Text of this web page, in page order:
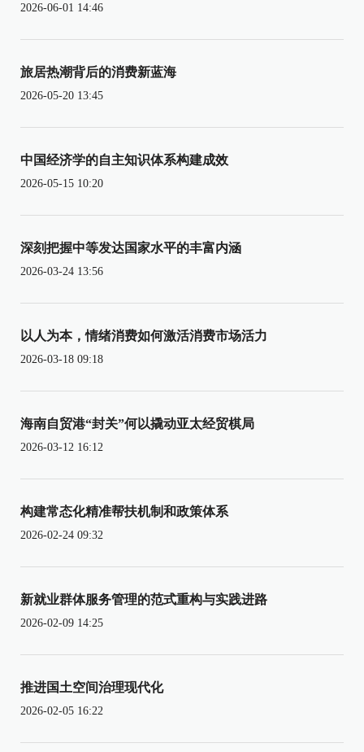
2026-06-01 14:46
旅居热潮背后的消费新蓝海
2026-05-20 13:45
中国经济学的自主知识体系构建成效
2026-05-15 10:20
深刻把握中等发达国家水平的丰富内涵
2026-03-24 13:56
以人为本，情绪消费如何激活消费市场活力
2026-03-18 09:18
海南自贸港“封关”何以撬动亚太经贸棋局
2026-03-12 16:12
构建常态化精准帮扶机制和政策体系
2026-02-24 09:32
新就业群体服务管理的范式重构与实践进路
2026-02-09 14:25
推进国土空间治理现代化
2026-02-05 16:22